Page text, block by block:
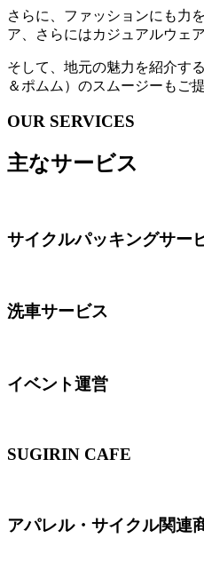
さらに、ファッションにも力
ア、さらにはカジュアルウェ
そして、地元の魅力を紹介す
＆ポムム）のスムージーもご
OUR SERVICES
主なサービス
サイクルパッキングサー
洗車サービス
イベント運営
SUGIRIN CAFE
アパレル・サイクル関連